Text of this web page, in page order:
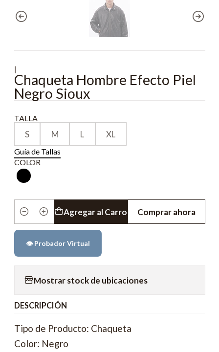
|
Chaqueta Hombre Efecto Piel
Negro Sioux
TALLA
S M L XL
Guía de Tallas
COLOR
Cantidad
Agregar al Carro Comprar ahora
👁️ Probador Virtual
Mostrar stock de ubicaciones
DESCRIPCIÓN
Tipo de Producto: Chaqueta
Color: Negro